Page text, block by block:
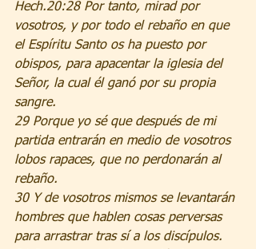
Hech.20:28 Por tanto, mirad por
vosotros, y por todo el rebaño en que
el Espíritu Santo os ha puesto por
obispos, para apacentar la iglesia del
Señor, la cual él ganó por su propia
sangre.
29 Porque yo sé que después de mi
partida entrarán en medio de vosotros
lobos rapaces, que no perdonarán al
rebaño.
30 Y de vosotros mismos se levantarán
hombres que hablen cosas perversas
para arrastrar tras sí a los discípulos.